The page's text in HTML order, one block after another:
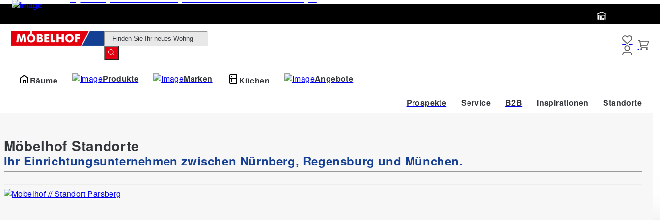
Products
search
Räume Produkte Marken Küchen Angebote
Prospekte Service B2B Inspirationen Standorte
Möbelhof Standorte
Ihr Einrichtungsunternehmen zwischen Nürnberg, Regensburg und München.
louming